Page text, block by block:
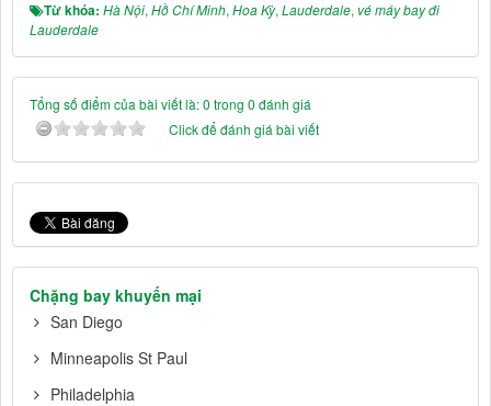
Từ khóa: Hà Nội, Hồ Chí Minh, Hoa Kỳ, Lauderdale, vé máy bay đi
Lauderdale
Tổng số điểm của bài viết là: 0 trong 0 đánh giá
Click để đánh giá bài viết
Chặng bay khuyến mại
San Diego
Minneapolis St Paul
Philadelphia